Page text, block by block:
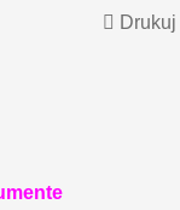
Drukuj